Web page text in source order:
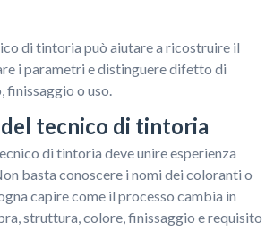
di tintoria può aiutare a ricostruire il
i parametri e distinguere difetto di
finissaggio o uso.
tecnico di tintoria
di tintoria deve unire esperienza
basta conoscere i nomi dei coloranti o
capire come il processo cambia in
struttura, colore, finissaggio e requisito